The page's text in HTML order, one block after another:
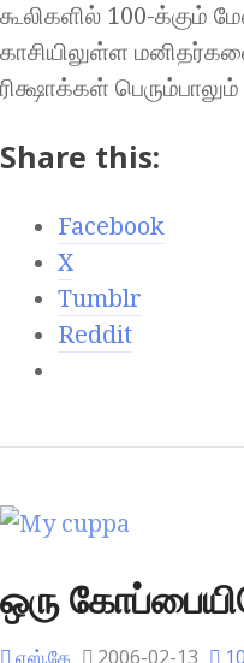
கூலிகளில் 100-க்கும்
காசியிலுள்ள
ரிக்ஷாக்கள்
Share this:
Facebook
X
Tumblr
Reddit
ஒரு
எஸ்.கே 2006-02-13 10